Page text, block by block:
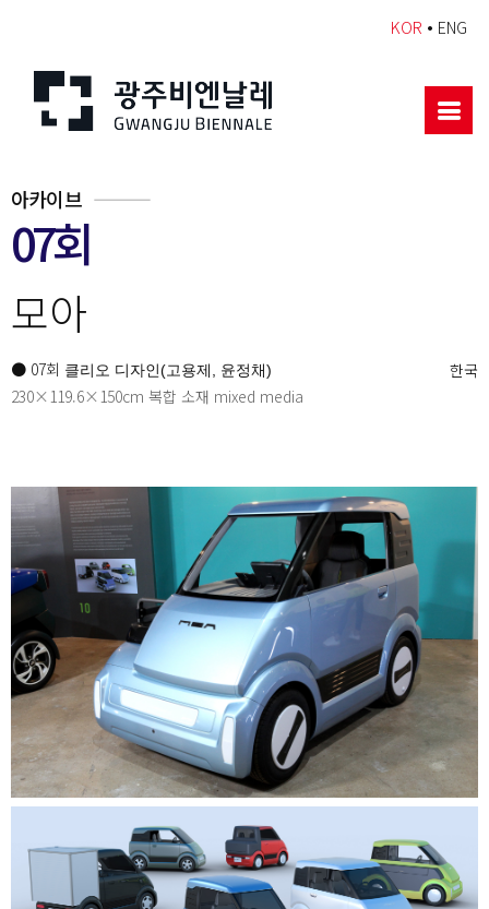
KOR • ENG
아카이브
07회
모아
● 07회 클리오 디자인(고용제, 윤정채)
한국
230×119.6×150cm 복합 소재 mixed media